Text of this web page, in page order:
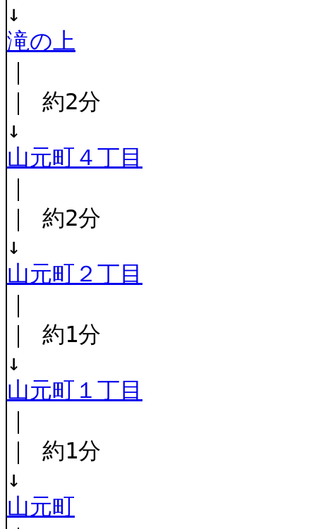
↓
滝の上
｜ 約2分
↓
山元町４丁目
｜ 約2分
↓
山元町２丁目
｜ 約1分
↓
山元町１丁目
｜ 約1分
↓
山元町